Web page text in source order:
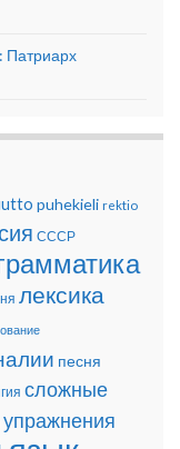
Патриарх
puhekieli rektio
СССР
лексика
песня
сложные
упражнения